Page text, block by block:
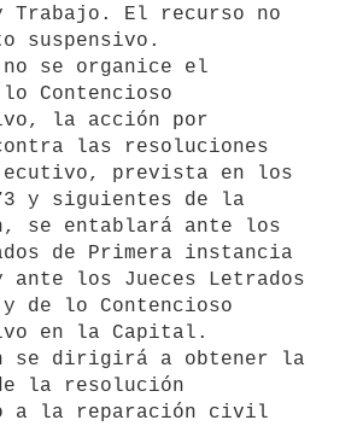
Trabajo. El recurso no
suspensivo.
Contencioso
la acción por
las resoluciones
prevista en los
y siguientes de la
se entablará ante los
de Primera instancia
ante los Jueces Letrados
y de lo Contencioso
en la Capital.
la resolución
o a la reparación civil